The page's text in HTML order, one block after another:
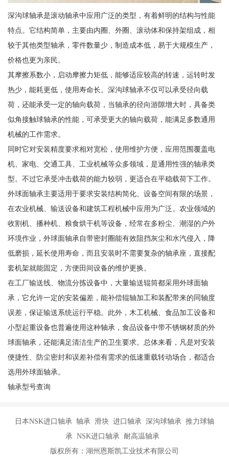
深沟球轴承是滚动轴承中应用广泛的类型，有着鲜明的结构与性能
特点。它结构简单，主要由内圈、外圈、滚动体和保持架组成，相
较于其他类型轴承，零件数量少，制造成本低，易于大规模生产，
价格也更为亲民。
其摩擦系数小，启动摩擦力矩低，能够适应较高的转速，运转时发
热少，能耗更低，使用寿命长。深沟球轴承不仅可以承受径向载
荷，还能承受一定的轴向载荷，当轴承的径向游隙增大时，具备类
似角接触球轴承的性能，可承受更大的轴向载荷，能满足多数通用
机械的工作需求。
同时它对安装精度要求相对宽松，使用维护方便，应用范围覆盖电
机、家电、交通工具、工业机械等众多领域，是通用性强的轴承类
型。不过它承受冲击载荷的能力较弱，更适合在平稳载荷下工作。
外球面轴承主要适用于要求安装结构简化、设备空间有限的场景，
在农业机械、输送设备和建筑工程机械中应用为广泛。农业领域的
收割机、播种机、粮食烘干机等设备，经常在多粉尘、潮湿的户外
环境作业，外球面轴承自带密封圈能有效阻挡灰尘和水汽侵入，降
低磨损，延长使用寿命，而且安装时不需要复杂的轴承座，直接配
套机架就能固定，方便田间设备的维护更换。
在工厂输送线、物流分拣设备中，大量输送辊筒都采用外球面轴
承，它允许一定的安装偏差，能补偿辊轴加工和装配带来的同轴度
误差，保证输送系统运行平稳。此外，木工机械、食品加工设备和
小型起重设备也普遍使用这种轴承，食品设备中带不锈钢材质的外
球面轴承，还能满足清洁生产的卫生要求。总体来看，凡是对安装
便捷性、防尘密封和误差补偿有需求的低速重载转动场合，都适合
选用外球面轴承。
轴承型号查询
日本NSK进口轴承 轴承 滑块 进口轴承 深沟球轴承 推力球轴
承 NSK进口轴承 耐高温轴承
版权所有：湖州恩斯凯工业技术有限公司